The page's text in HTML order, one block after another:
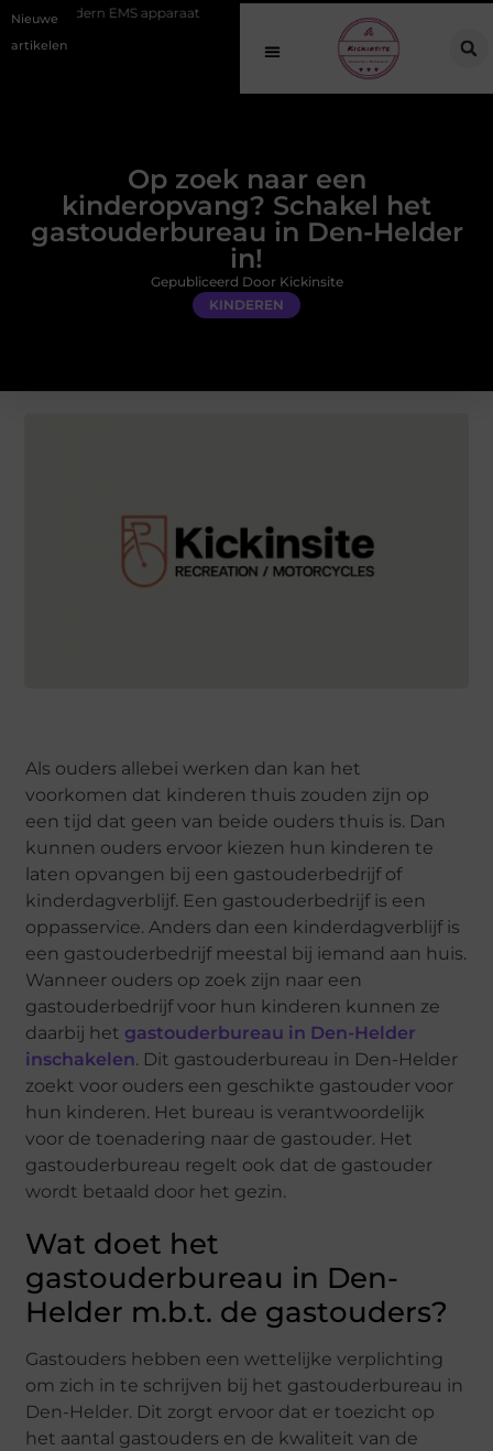
Nieuwe
artikelen
apparaat Hoe online vindbaarheid verandert in 2026
Op zoek naar een
kinderopvang? Schakel het
gastouderbureau in Den-Helder
in!
KINDEREN
Gepubliceerd Door Kickinsite
Als ouders allebei werken dan kan het
voorkomen dat kinderen thuis zouden zijn op
een tijd dat geen van beide ouders thuis is. Dan
kunnen ouders ervoor kiezen hun kinderen te
laten opvangen bij een gastouderbedrijf of
kinderdagverblijf. Een gastouderbedrijf is een
oppasservice. Anders dan een kinderdagverblijf is
een gastouderbedrijf meestal bij iemand aan huis.
Wanneer ouders op zoek zijn naar een
gastouderbedrijf voor hun kinderen kunnen ze
daarbij het gastouderbureau in Den-Helder
inschakelen. Dit gastouderbureau in Den-Helder
zoekt voor ouders een geschikte gastouder voor
hun kinderen. Het bureau is verantwoordelijk
voor de toenadering naar de gastouder. Het
gastouderbureau regelt ook dat de gastouder
wordt betaald door het gezin.
Wat doet het
gastouderbureau in Den-
Helder m.b.t. de gastouders?
Gastouders hebben een wettelijke verplichting
om zich in te schrijven bij het gastouderbureau in
Den-Helder. Dit zorgt ervoor dat er toezicht op
het aantal gastouders en de kwaliteit van de